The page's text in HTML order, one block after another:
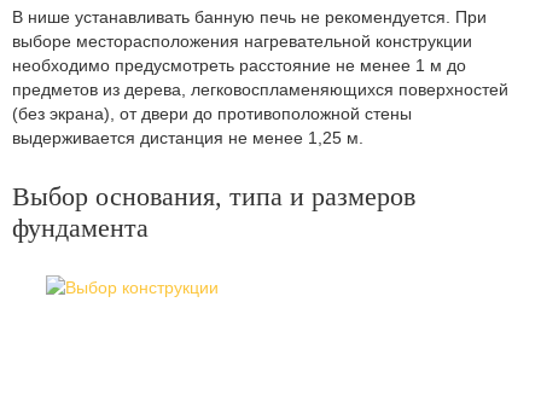
В нише устанавливать банную печь не рекомендуется. При
выборе месторасположения нагревательной конструкции
необходимо предусмотреть расстояние не менее 1 м до
предметов из дерева, легковоспламеняющихся поверхностей
(без экрана), от двери до противоположной стены
выдерживается дистанция не менее 1,25 м.
Выбор основания, типа и размеров
фундамента